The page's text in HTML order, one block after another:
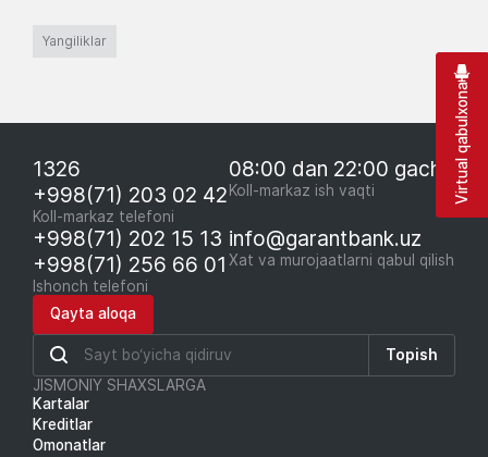
Yangiliklar
1326
+998(71) 203 02 42
Koll-markaz telefoni
08:00 dan 22:00 gacha
Koll-markaz ish vaqti
+998(71) 202 15 13
+998(71) 256 66 01
Ishonch telefoni
info@garantbank.uz
Xat va murojaatlarni qabul qilish
Qayta aloqa
Topish
JISMONIY SHAXSLARGA
Kartalar
Kreditlar
Omonatlar
Virtual qabulxona